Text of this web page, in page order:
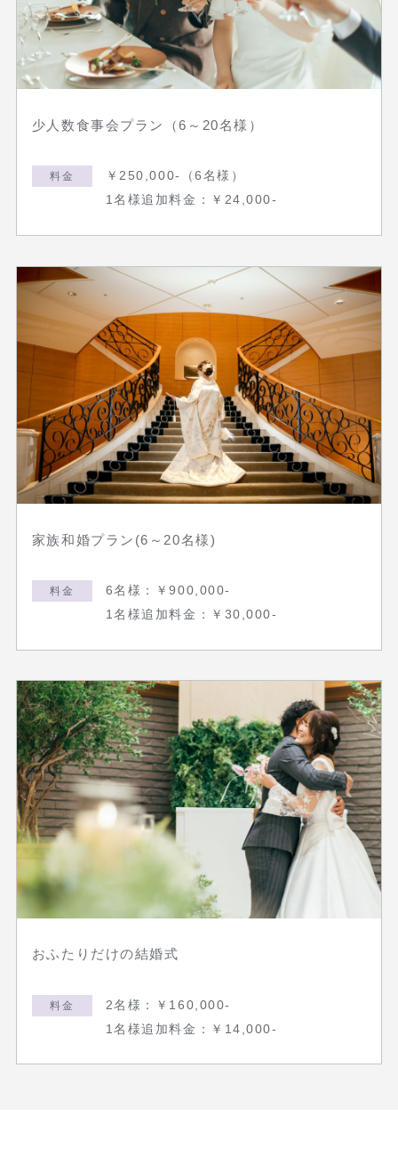
少人数食事会プラン（6～20名様）
料金
￥250,000-（6名様）
1名様追加料金：￥24,000-
家族和婚プラン(6～20名様)
料金
6名様：￥900,000-
1名様追加料金：￥30,000-
おふたりだけの結婚式
料金
2名様：￥160,000-
1名様追加料金：￥14,000-